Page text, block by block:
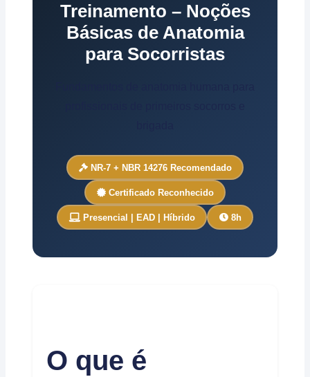
Treinamento – Noções
Básicas de Anatomia
para Socorristas
NR-7 + NBR 14276 Recomendado
Certificado Reconhecido
Presencial | EAD | Híbrido 8h
O que é